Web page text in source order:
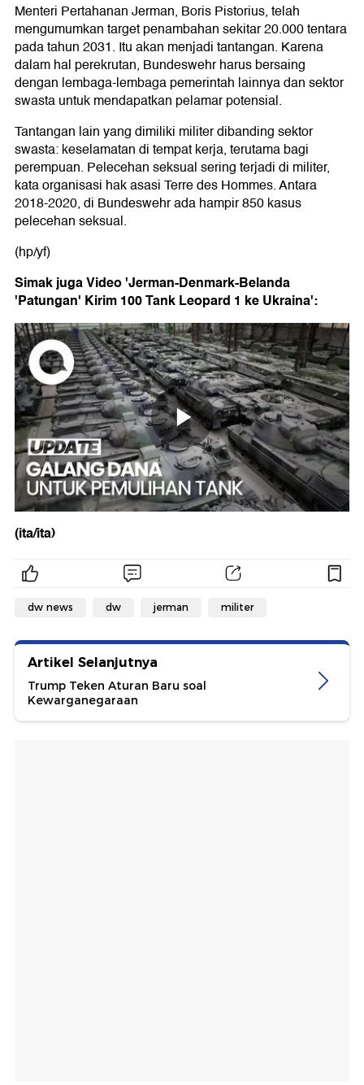
Menteri Pertahanan Jerman, Boris Pistorius, telah
mengumumkan target penambahan sekitar 20.000 tentara
pada tahun 2031. Itu akan menjadi tantangan. Karena
dalam hal perekrutan, Bundeswehr harus bersaing
dengan lembaga-lembaga pemerintah lainnya dan sektor
swasta untuk mendapatkan pelamar potensial.
Tantangan lain yang dimiliki militer dibanding sektor
swasta: keselamatan di tempat kerja, terutama bagi
perempuan. Pelecehan seksual sering terjadi di militer,
kata organisasi hak asasi Terre des Hommes. Antara
2018-2020, di Bundeswehr ada hampir 850 kasus
pelecehan seksual.
(hp/yf)
Simak juga Video 'Jerman-Denmark-Belanda
'Patungan' Kirim 100 Tank Leopard 1 ke Ukraina':
(ita/ita)
dw news dw jerman militer
Artikel Selanjutnya
Trump Teken Aturan Baru soal
Kewarganegaraan